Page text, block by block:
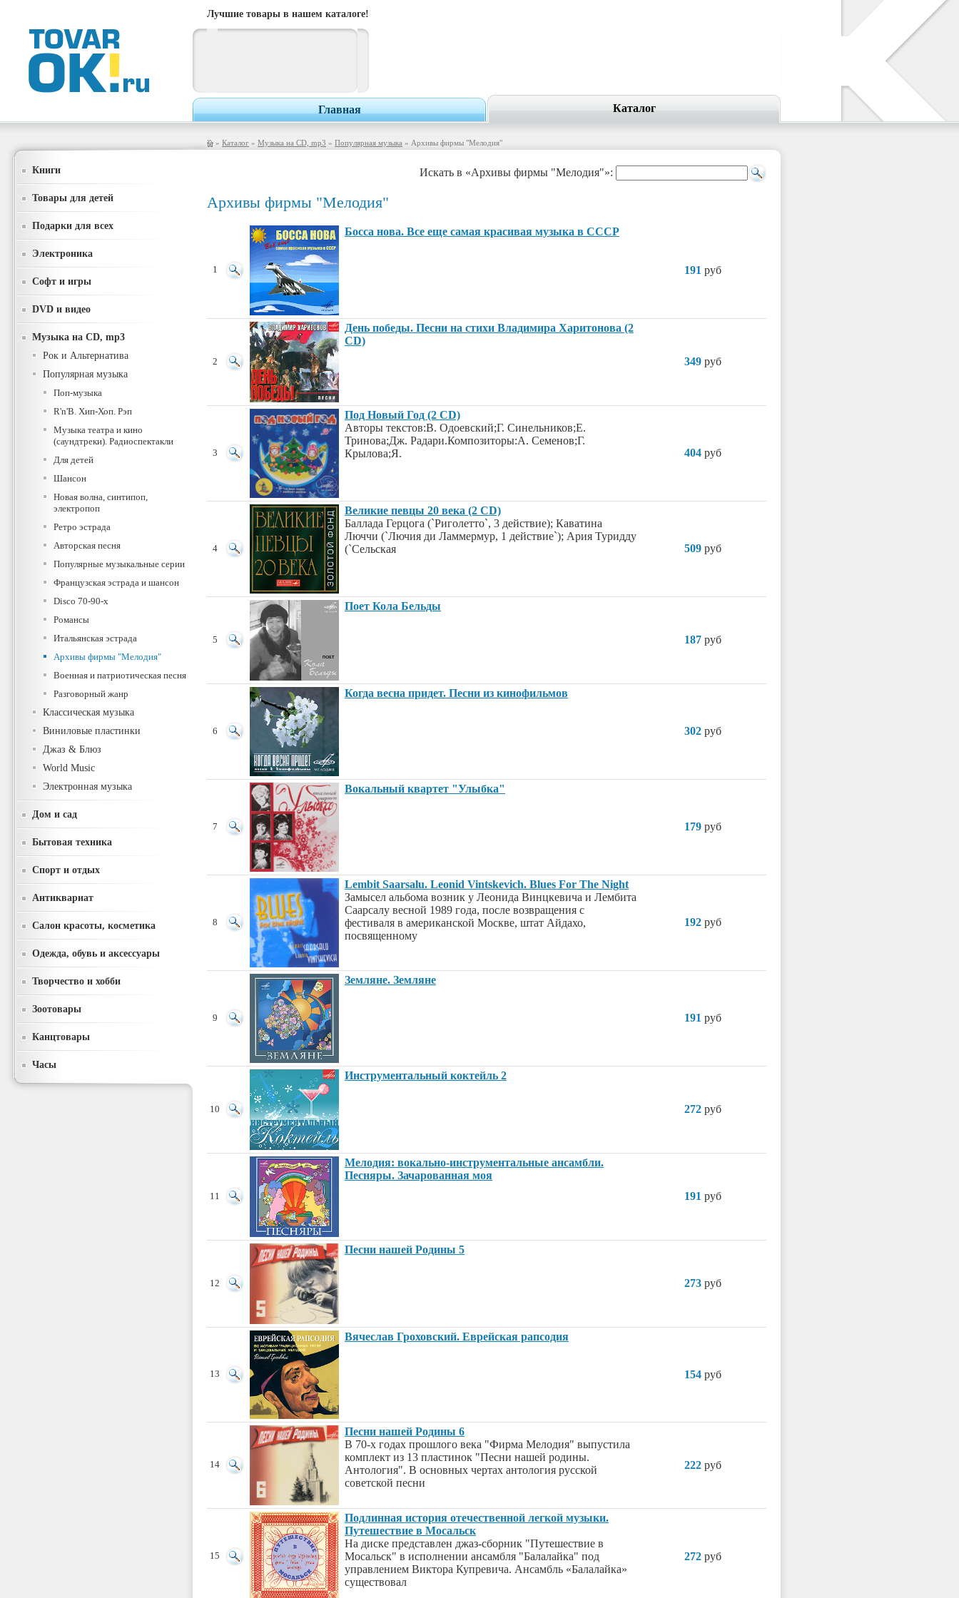
Лучшие товары в нашем каталоге!
Главная Каталог
» Каталог » Музыка на CD, mp3 » Популярная музыка » Архивы фирмы "Мелодия"
Книги
Товары для детей
Подарки для всех
Электроника
Софт и игры
DVD и видео
Музыка на CD, mp3
Рок и Альтернатива
Популярная музыка
Поп-музыка
R'n'B. Хип-Хоп. Рэп
Музыка театра и кино
(саундтреки). Радиоспектакли
Для детей
Шансон
Новая волна, синтипоп,
электропоп
Ретро эстрада
Авторская песня
Популярные музыкальные серии
Французская эстрада и шансон
Disco 70-90-х
Романсы
Итальянская эстрада
Архивы фирмы "Мелодия"
Военная и патриотическая песня
Разговорный жанр
Классическая музыка
Виниловые пластинки
Джаз & Блюз
World Music
Электронная музыка
Дом и сад
Бытовая техника
Спорт и отдых
Антиквариат
Салон красоты, косметика
Одежда, обувь и аксессуары
Творчество и хобби
Зоотовары
Канцтовары
Часы
Искать в «Архивы фирмы "Мелодия"»:
Архивы фирмы "Мелодия"
1
Босса нова. Все еще самая красивая музыка в СССР
191 руб
2
День победы. Песни на стихи Владимира Харитонова (2
CD)
349 руб
3
Под Новый Год (2 CD)
Авторы текстов:В. Одоевский;Г. Синельников;Е.
Тринова;Дж. Радари.Композиторы:А. Семенов;Г.
Крылова;Я.
404 руб
4
Великие певцы 20 века (2 CD)
Баллада Герцога (`Риголетто`, 3 действие); Каватина
Люччи (`Лючия ди Ламмермур, 1 действие`); Ария Туридду
(`Сельская
509 руб
5
Поет Кола Бельды
187 руб
6
Когда весна придет. Песни из кинофильмов
302 руб
7
Вокальный квартет "Улыбка"
179 руб
8
Lembit Saarsalu. Leonid Vintskevich. Blues For The Night
Замысел альбома возник у Леонида Винцкевича и Лембита
Саарсалу весной 1989 года, после возвращения с
фестиваля в американской Москве, штат Айдахо,
посвященному
192 руб
9
Земляне. Земляне
191 руб
10
Инструментальный коктейль 2
272 руб
11
Мелодия: вокально-инструментальные ансамбли.
Песняры. Зачарованная моя
191 руб
12
Песни нашей Родины 5
273 руб
13
Вячеслав Гроховский. Еврейская рапсодия
154 руб
14
Песни нашей Родины 6
В 70-х годах прошлого века "Фирма Мелодия" выпустила
комплект из 13 пластинок "Песни нашей родины.
Антология". В основных чертах антология русской
советской песни
222 руб
15
Подлинная история отечественной легкой музыки.
Путешествие в Мосальск
На диске представлен джаз-сборник "Путешествие в
Мосальск" в исполнении ансамбля "Балалайка" под
управлением Виктора Купревича. Ансамбль «Балалайка»
существовал
272 руб